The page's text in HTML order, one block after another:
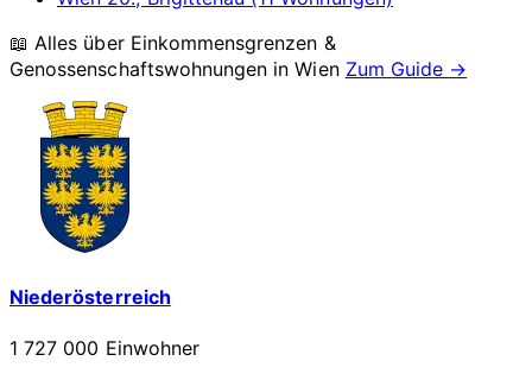
📖 Alles über Einkommensgrenzen &
Genossenschaftswohnungen inWien Zum Guide →
Niederösterreich
1 727 000 Einwohner